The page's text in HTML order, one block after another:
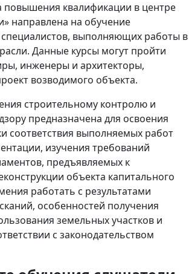
повышения квалификации в центре
направлена на обучение
специалистов, выполняющих работы в
Данные курсы могут пройти
инженеры и архитекторы,
возводимого объекта.
строительному контролю и
предназначена для освоения
соответствия выполняемых работ
изучения требований
предъявляемых к
объекта капитального
работать с результатами
особенностей получения
земельных участков и
с законодательством